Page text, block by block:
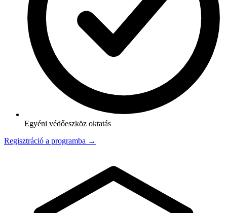
Egyéni védőeszköz oktatás
Regisztráció a programba →